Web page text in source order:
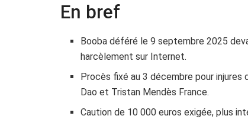
En bref
Booba déféré le 9 septembre 2025
harcèlement sur Internet.
Procès fixé au 3 décembre pour
Dao et Tristan Mendès France.
Caution de 10 000 euros exigée, plus